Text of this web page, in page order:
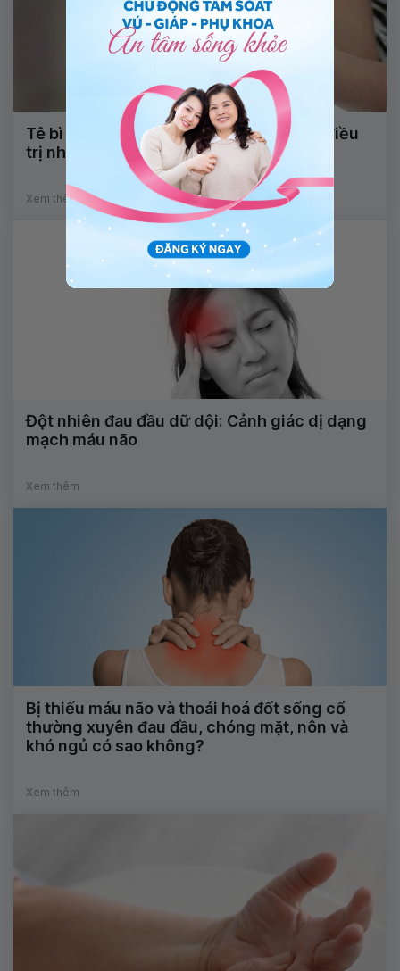
Tê bì tay chân, đau đầu chóng mặt nên điều
trị như thế nào?
Xem thêm
Đột nhiên đau đầu dữ dội: Cảnh giác dị dạng
mạch máu não
Xem thêm
Bị thiếu máu não và thoái hoá đốt sống cổ
thường xuyên đau đầu, chóng mặt, nôn và
khó ngủ có sao không?
Xem thêm